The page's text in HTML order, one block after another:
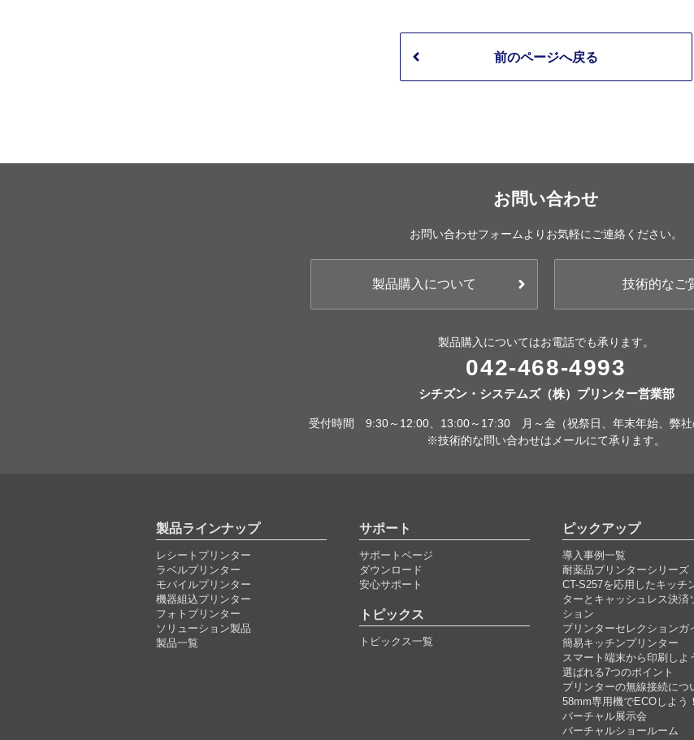
前のページへ戻る
お問い合わせ
お問い合わせフォームよりお気軽にご連絡ください。
製品購入について 技術的なご
製品購入についてはお電話でも承ります。
042-468-4993
シチズン・システムズ（株）プリンター営業部
受付時間 9:30～12:00、13:00～17:30 月～金（祝祭日、年末年始、弊社
※技術的な問い合わせはメールにて承ります。
製品ラインナップ
レシートプリンター
ラベルプリンター
モバイルプリンター
機器組込プリンター
フォトプリンター
ソリューション製品
製品一覧
サポート
サポートページ
ダウンロード
安心サポート
トピックス
トピックス一覧
ピックアップ
導入事例一覧
耐薬品プリンターシリーズ
CT-S257を応用したキッチ
ターとキャッシュレス決済
ション
プリンターセレクションガ
簡易キッチンプリンター
スマート端末から印刷しよ
選ばれる7つのポイント
プリンターの無線接続につ
58mm専用機でECOしよう！
バーチャル展示会
バーチャルショールーム